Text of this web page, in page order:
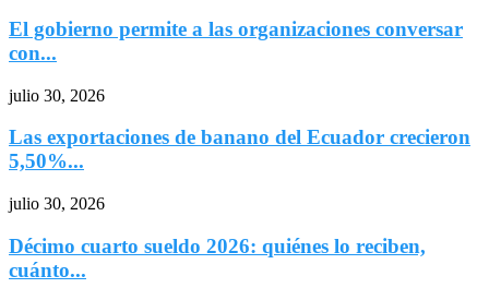
El gobierno permite a las organizaciones conversar
con...
julio 30, 2026
Las exportaciones de banano del Ecuador crecieron
5,50%...
julio 30, 2026
Décimo cuarto sueldo 2026: quiénes lo reciben,
cuánto...